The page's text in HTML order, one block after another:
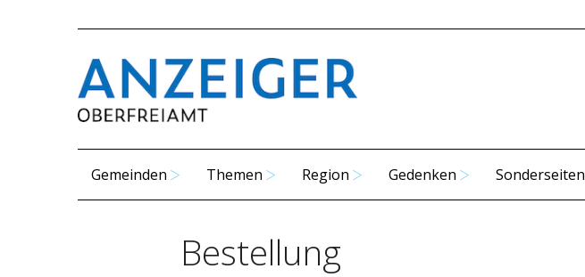
Gemeinden Themen Region Gedenken Sonderseiten